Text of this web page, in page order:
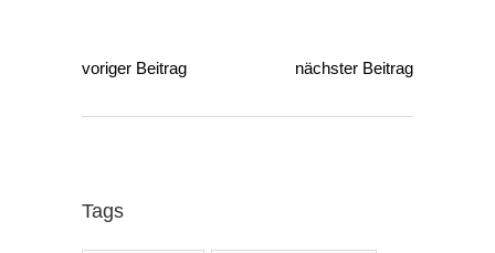
voriger Beitrag nächster Beitrag
Tags